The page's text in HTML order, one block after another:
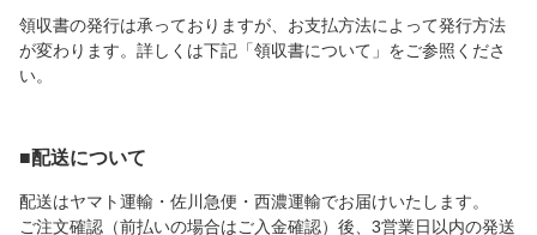
領収書の発行は承っておりますが、お支払方法によって発行方法
が変わります。詳しくは下記「領収書について」をご参照くださ
い。
■配送について
配送はヤマト運輸・佐川急便・西濃運輸でお届けいたします。
ご注文確認（前払いの場合はご入金確認）後、3営業日以内の発送